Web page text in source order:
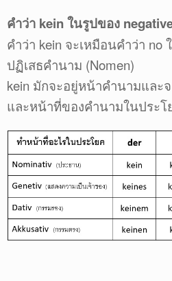
คำว่า kein ในรูปของ
คำว่า kein จะเหมือนคำว่า no
ปฏิเสธคำนาม (Nomen)
kein มักจะอยู่หน้าคำนามและ
และหน้าที่ของคำนามในประโ